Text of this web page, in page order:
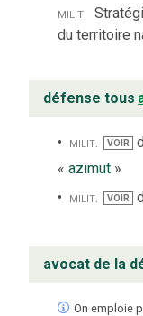
milit.
du territoire
défense tous
milit. VOIR
« azimut »
milit.
VOIR
avocat de la
On emploie